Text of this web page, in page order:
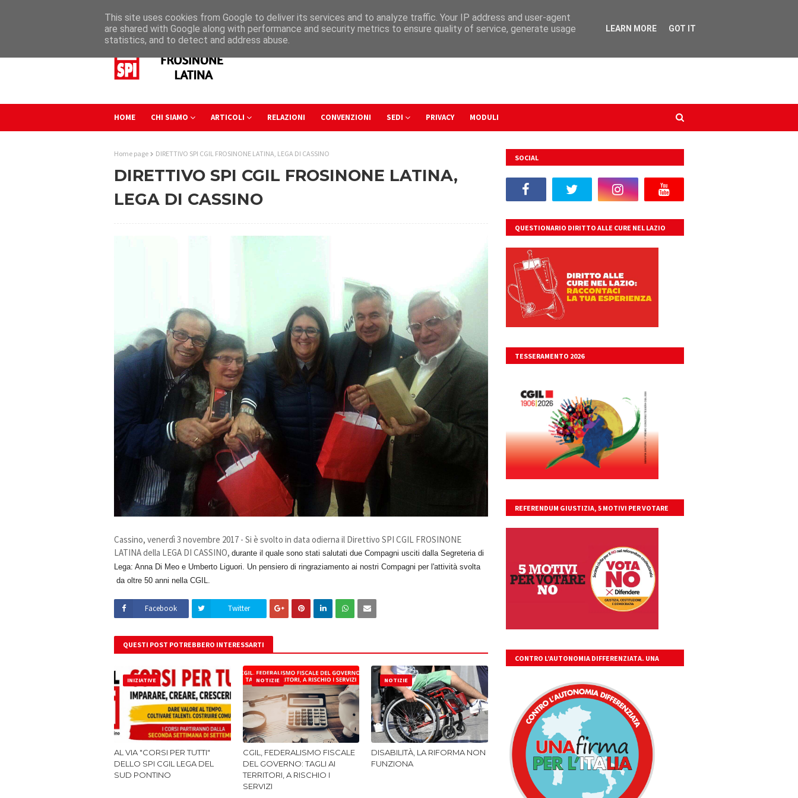
HOME CHI SIAMO ARTICOLI RELAZIONI CONVENZIONI SEDI PRIVACY MODULI
Home page DIRETTIVO SPI CGIL FROSINONE LATINA, LEGA DI CASSINO
DIRETTIVO SPI CGIL FROSINONE LATINA,
LEGA DI CASSINO
Cassino, venerdì 3 novembre 2017 - Si è svolto in data odierna il Direttivo SPI CGIL FROSINONE
LATINA della LEGA DI CASSINO, durante il quale sono stati salutati due Compagni usciti dalla Segreteria di
Lega: Anna Di Meo e Umberto Liguori. Un pensiero di ringraziamento ai nostri Compagni per l'attività svolta
da oltre 50 anni nella CGIL.
Facebook Twitter
QUESTI POST POTREBBERO INTERESSARTI
INIZIATIVE
AL VIA "CORSI PER TUTTI"
DELLO SPI CGIL LEGA DEL
SUD PONTINO
NOTIZIE
CGIL, FEDERALISMO FISCALE
DEL GOVERNO: TAGLI AI
TERRITORI, A RISCHIO I
SERVIZI
NOTIZIE
DISABILITÀ, LA RIFORMA NON
FUNZIONA
SOCIAL
QUESTIONARIO DIRITTO ALLE CURE NEL LAZIO
TESSERAMENTO 2026
REFERENDUM GIUSTIZIA, 5 MOTIVI PER VOTARE
NO
CONTRO L’AUTONOMIA DIFFERENZIATA. UNA
This site uses cookies from Google to deliver its services and to analyze traffic. Your IP address and user-agent
are shared with Google along with performance and security metrics to ensure quality of service, generate usage
statistics, and to detect and address abuse.
LEARN MORE GOT IT